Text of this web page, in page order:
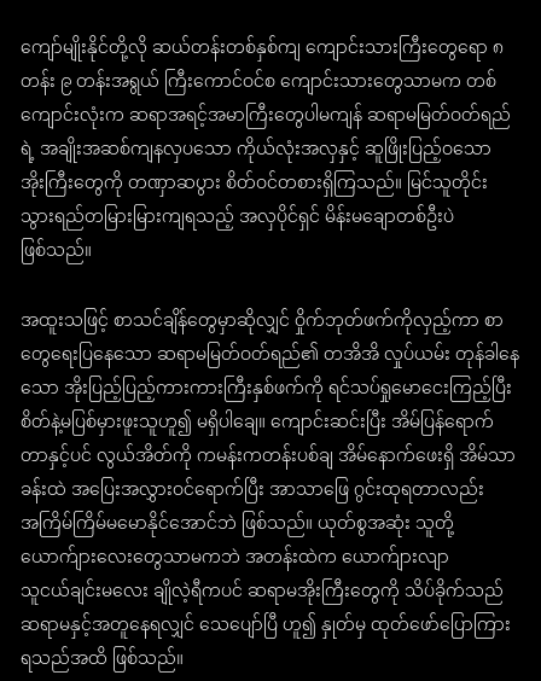
ကျော်မျိုးနိုင်တို့လို ဆယ်တန်းတစ်နှစ်ကျ ကျောင်းသားကြီးတွေရော ၈
တန်း ၉ တန်းအရွယ် ကြီးကောင်ဝင်စ ကျောင်းသားတွေသာမက တစ်
ကျောင်းလုံးက ဆရာအရင့်အမာကြီးတွေပါမကျန် ဆရာမမြတ်ဝတ်ရည်
ရဲ့ အချိုးအဆစ်ကျနလှပသော ကိုယ်လုံးအလှနှင့် ဆူဖြိုးပြည့်ဝသော
အိုးကြီးတွေကို တဏှာဆပွား စိတ်ဝင်တစားရှိကြသည်။ မြင်သူတိုင်း
သွားရည်တမြားမြားကျရသည့် အလှပိုင်ရှင် မိန်းမချောတစ်ဦးပဲ
ဖြစ်သည်။
အထူးသဖြင့် စာသင်ချိန်တွေမှာဆိုလျှင် ဝှိုက်ဘုတ်ဖက်ကိုလှည့်ကာ စာ
တွေရေးပြနေသော ဆရာမမြတ်ဝတ်ရည်၏ တအိအိ လှုပ်ယမ်း တုန်ခါနေ
သော အိုးပြည့်ပြည့်ကားကားကြီးနှစ်ဖက်ကို ရင်သပ်ရှုမောငေးကြည့်ပြီး
စိတ်နဲ့မပြစ်မှားဖူးသူဟူ၍ မရှိပါချေ။ ကျောင်းဆင်းပြီး အိမ်ပြန်ရောက်
တာနှင့်ပင် လွယ်အိတ်ကို ကမန်းကတန်းပစ်ချ အိမ်နောက်ဖေးရှိ အိမ်သာ
ခန်းထဲ အပြေးအလွှားဝင်ရောက်ပြီး အာသာဖြေ ဂွင်းထုရတာလည်း
အကြိမ်ကြိမ်မမောနိုင်အောင်ဘဲ ဖြစ်သည်။ ယုတ်စွအဆုံး သူတို့
ယောက်ျားလေးတွေသာမကဘဲ အတန်းထဲက ယောက်ျားလျာ
သူငယ်ချင်းမလေး ချိုလဲ့ရီကပင် ဆရာမအိုးကြီးတွေကို သိပ်ခိုက်သည်
ဆရာမနှင့်အတူနေရလျှင် သေပျော်ပြီ ဟူ၍ နှုတ်မှ ထုတ်ဖော်ပြောကြား
ရသည်အထိ ဖြစ်သည်။